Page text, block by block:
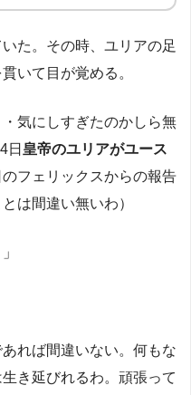
た。その時、ユリアの足
いて目が覚める。
気にしすぎたのかしら無
日 皇帝のユリアがユース
のフェリックスからの報告
は間違い無いわ）
れば間違いない。何もな
き延びれるわ。頑張って